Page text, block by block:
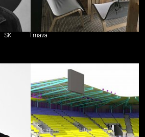
SK Trnava